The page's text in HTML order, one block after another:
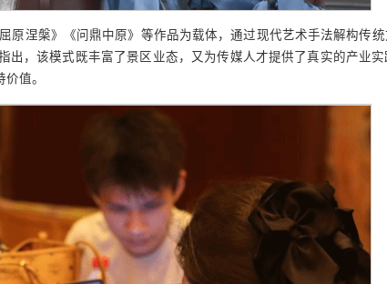
原涅槃》《问鼎中原》等作品为载体，通过现代艺术手法解构传
，该模式既丰富了景区业态，又为传媒人才提供了真实的产业
值。